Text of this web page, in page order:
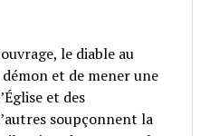
le diable au
et de mener une
et des
soupçonnent la